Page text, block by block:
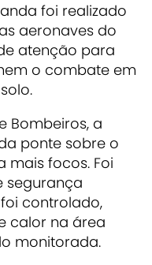
foi realizado
aeronaves do
atenção para
o combate em
Bombeiros, a
ponte sobre o
mais focos. Foi
segurança
controlado,
calor na área
monitorada.